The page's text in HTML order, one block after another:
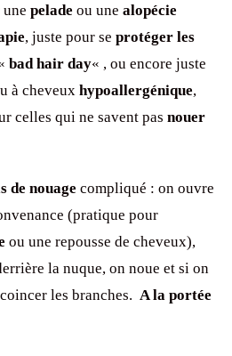
pelade ou une alopécie
, juste pour se protéger les
bad hair day« , ou encore juste
à cheveux hypoallergénique,
celles qui ne savent pas nouer
de nouage compliqué : on ouvre
(pratique pour
ou une repousse de cheveux),
la nuque, on noue et si on
les branches. A la portée